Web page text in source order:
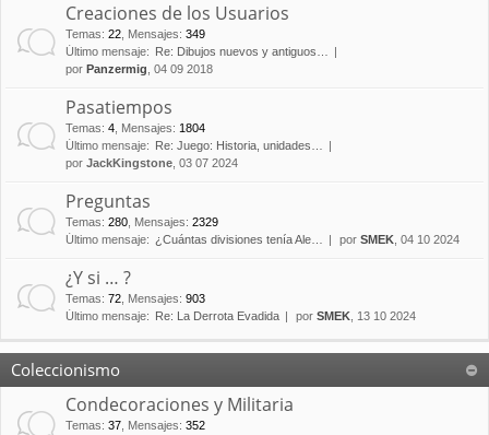
Creaciones de los Usuarios
Temas: 22 Mensajes: 349
Último mensaje:
Re: Dibujos nuevos y antiguos…
por Panzermig , 04 09 2018
Pasatiempos
Temas: 4 Mensajes: 1804
Último mensaje:
Re: Juego: Historia, unidades…
por JackKingstone , 03 07 2024
Preguntas
Temas: 280 Mensajes: 2329
Último mensaje: ¿Cuántas divisiones tenía Ale… por SMEK , 04 10 2024
¿Y si … ?
Temas: 72 Mensajes: 903
Último mensaje:
Re: La Derrota Evadida por SMEK , 13 10 2024
Coleccionismo
Condecoraciones y Militaria
Temas: 37 Mensajes: 352